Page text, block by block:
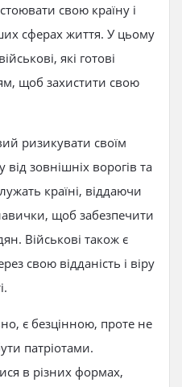
свою країну і
сферах життя. У цьому
які готові
щоб захистити свою
ризикувати своїм
зовнішніх ворогів та
країні, віддаючи
щоб забезпечити
Військові також є
свою відданість і віру
є безцінною, проте не
патріотами.
в різних формах,